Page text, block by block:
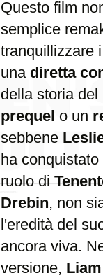
Questo film
semplice
tranquillizzare
una diretta
della storia del
prequel o un
sebbene
ha
ruolo di
Drebin, non
l'eredità del
ancora viva.
versione,